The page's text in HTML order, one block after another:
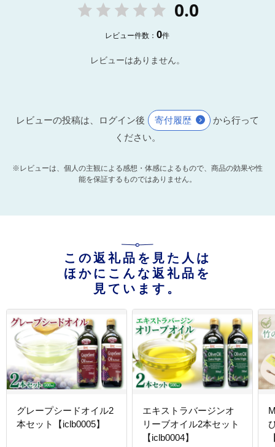
0.0
レビュー件数：0件
レビューはありません。
レビューの投稿は、ログイン後 寄付履歴
から行って
ください。
※レビューは、個人の主観による感想・体感によるもので、商品の効果や性
能を保証するものではありません。
この返礼品を見た人は
ほかにこんな返礼品を
見ています。
グレープシードオイル2
本セット【iclb0005】
エキストラバージンオ
リーブオイル2本セット
【iclb0004】